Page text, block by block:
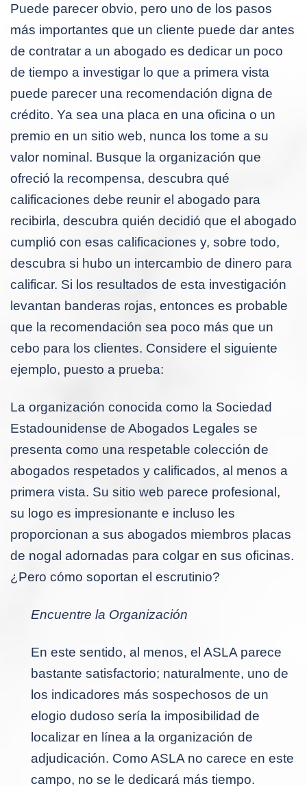
Puede parecer obvio, pero uno de los pasos
más importantes que un cliente puede dar antes
de contratar a un abogado es dedicar un poco
de tiempo a investigar lo que a primera vista
puede parecer una recomendación digna de
crédito. Ya sea una placa en una oficina o un
premio en un sitio web, nunca los tome a su
valor nominal. Busque la organización que
ofreció la recompensa, descubra qué
calificaciones debe reunir el abogado para
recibirla, descubra quién decidió que el abogado
cumplió con esas calificaciones y, sobre todo,
descubra si hubo un intercambio de dinero para
calificar. Si los resultados de esta investigación
levantan banderas rojas, entonces es probable
que la recomendación sea poco más que un
cebo para los clientes. Considere el siguiente
ejemplo, puesto a prueba:
La organización conocida como la Sociedad
Estadounidense de Abogados Legales se
presenta como una respetable colección de
abogados respetados y calificados, al menos a
primera vista. Su sitio web parece profesional,
su logo es impresionante e incluso les
proporcionan a sus abogados miembros placas
de nogal adornadas para colgar en sus oficinas.
¿Pero cómo soportan el escrutinio?
Encuentre la Organización
En este sentido, al menos, el ASLA parece
bastante satisfactorio; naturalmente, uno de
los indicadores más sospechosos de un
elogio dudoso sería la imposibilidad de
localizar en línea a la organización de
adjudicación. Como ASLA no carece en este
campo, no se le dedicará más tiempo.